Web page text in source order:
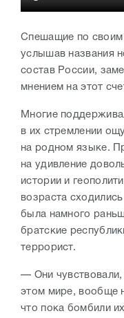
Спешащие по своим
услышав названия
состав России,
мнением на этот
Многие
в их стремлении
на родном языке.
на удивление
истории и
возраста
была намного
братские
террорист.
— Они
этом мире, вообще
что пока бомбили